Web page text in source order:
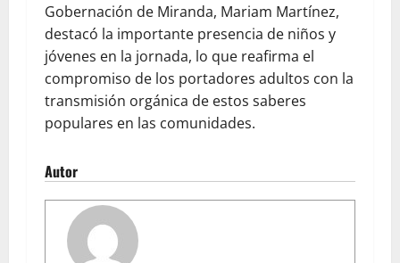
Gobernación de Miranda, Mariam Martínez,
destacó la importante presencia de niños y
jóvenes en la jornada, lo que reafirma el
compromiso de los portadores adultos con la
transmisión orgánica de estos saberes
populares en las comunidades.
Autor